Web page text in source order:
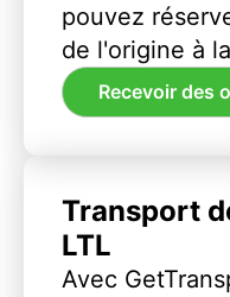
pouvez
de l'origine à
Recevoir des
Transport
LTL
Avec